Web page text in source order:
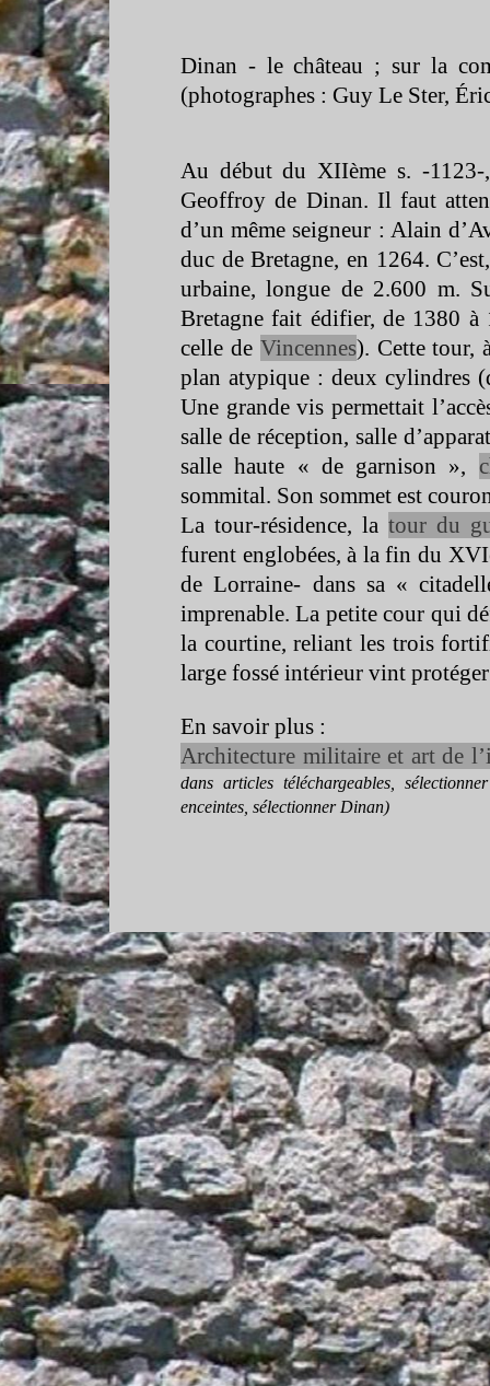
Dinan -le château ; sur la
(photographes : Guy Le Ster,
Au début du XIIème s. -1123-
Geoffroy de Dinan. Il faut
d’un même seigneur : Alain
duc de Bretagne, en 1264.
urbaine, longue de 2.600 m.
Bretagne fait édifier, de 1380 à
celle de Vincennes). Cette tour,
plan atypique : deux cylindres
Une grande vis permettait
salle de réception, salle
salle haute « de garnison »,
sommital. Son sommet est
La tour-résidence, la tour du
furent englobées, à la fin du
de Lorraine- dans sa «
imprenable. La petite cour qui
la courtine, reliant les trois
large fossé intérieur vint
En savoir plus :
Architecture militaire et art de
dans articles téléchargeables,
enceintes, sélectionner Dinan)